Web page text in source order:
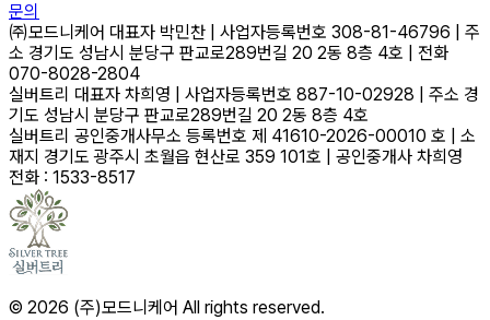
문의
㈜모드니케어 대표자 박민찬 사업자등록번호 308-81-46796
주
소 경기도 성남시 분당구 판교로289번길 20 2동 8층 4호
전화
070-8028-2804
실버트리 대표자 차희영 사업자등록번호 887-10-02928 주소 경
기도 성남시 분당구 판교로289번길 20 2동 8층 4호
실버트리 공인중개사무소 등록번호 제 41610-2026-00010 호
소
재지 경기도 광주시 초월읍 현산로 359 101호 공인중개사 차희영
전화 : 1533-8517
© 2026 (주)모드니케어 All rights reserved.